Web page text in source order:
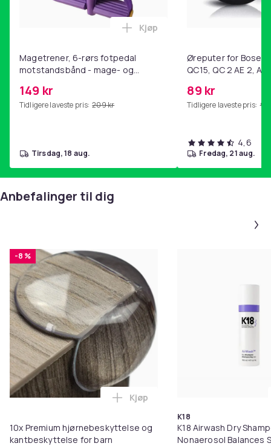
Magetrener, 6-rørs fotpedal
motstandsbånd - mage- og
hjemmegymnastikk Purple
149 kr
Tidligere laveste pris: 209 kr
Legg Magetrener, 6-rørs
Kjøp
tirsdag, 18 aug.
Øreputer for Bose
QC15, QC 2 AE 2, AE
89 kr
Tidligere laveste pris: 99
4,6
fredag, 21 aug.
Anbefalinger til dig
-8 %
10x Premium hjørnebeskyttelse og
kantbeskyttelse for barn
Legg 10x Premium
Kjøp
K18
K18 Airwash Dry
Nonaerosol Balances